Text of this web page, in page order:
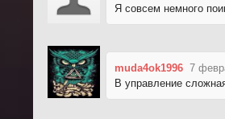
Я совсем немного
muda4ok1996 7
В управление